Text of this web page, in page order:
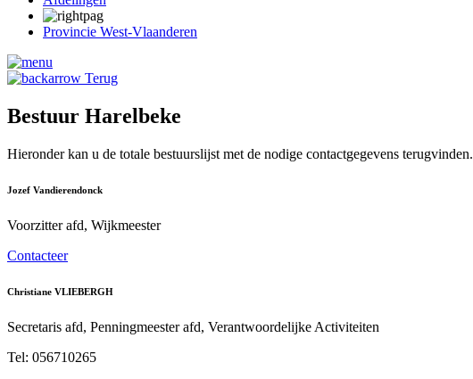
Provincie West-Vlaanderen
Terug
Bestuur Harelbeke
Hieronder kan u de totale bestuurslijst met de nodige contactgegevens terugvinden.
Jozef Vandierendonck
Voorzitter afd, Wijkmeester
Contacteer
Christiane VLIEBERGH
Secretaris afd, Penningmeester afd, Verantwoordelijke Activiteiten
Tel: 056710265